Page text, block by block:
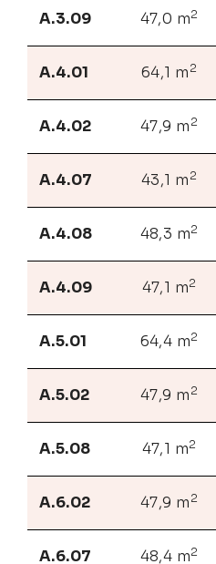
A.3.09 47,0 m2
A.4.01 64,1 m 2
A.4.02 47,9 m 2
A.4.07 43,1 m 2
A.4.08 48,3 m2
A.4.09 47,1 m2
A.5.01 64,4 m2
A.5.02 47,9 m 2
A.5.08 47,1 m2
A.6.02 47,9 m 2
A.6.07 48,4 m2